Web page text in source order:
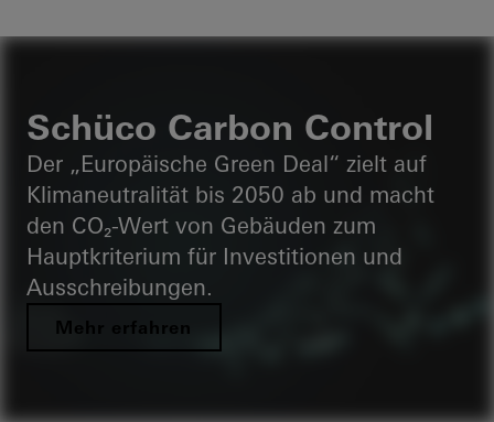
Schüco Carbon Control
Der „Europäische Green Deal“ zielt auf
Klimaneutralität bis 2050 ab und macht
den CO₂-Wert von Gebäuden zum
Hauptkriterium für Investitionen und
Ausschreibungen.
Mehr erfahren